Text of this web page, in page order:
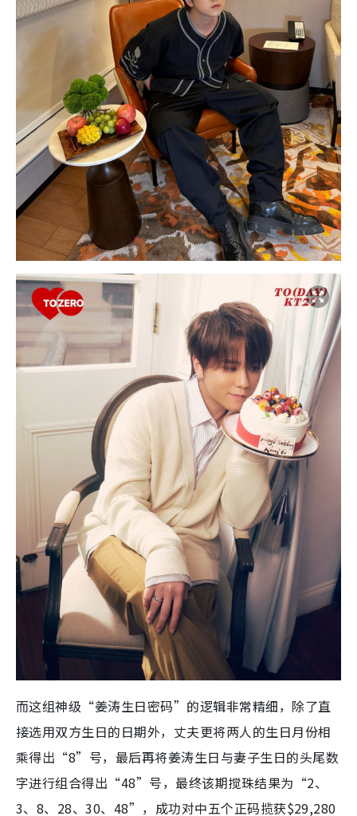
而这组神级“姜涛生日密码”的逻辑非常精细，除了直
接选用双方生日的日期外，丈夫更将两人的生日月份相
乘得出“8”号，最后再将姜涛生日与妻子生日的头尾数
字进行组合得出“48”号，最终该期搅珠结果为“2、
3、8、28、30、48”，成功对中五个正码揽获$29,280